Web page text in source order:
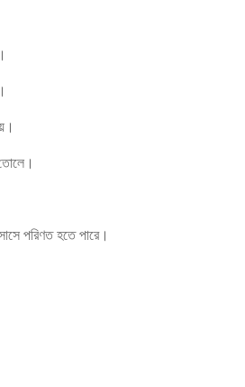
পরিণত হতে পারে।